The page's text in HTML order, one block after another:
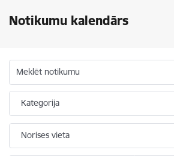
Notikumu kalendārs
Meklēt notikumu
Kategorija
Norises vieta